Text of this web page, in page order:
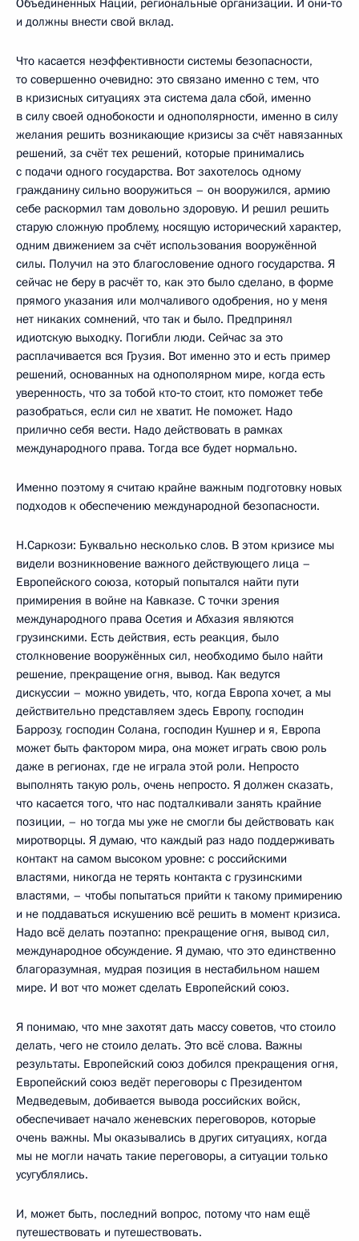
и должны внести свой вклад.
Что касается неэффективности системы безопасности,
то совершенно очевидно: это связано именно с тем, что
в кризисных ситуациях эта система дала сбой, именно
в силу своей однобокости и однополярности, именно в силу
желания решить возникающие кризисы за счёт навязанных
решений, за счёт тех решений, которые принимались
с подачи одного государства. Вот захотелось одному
гражданину сильно вооружиться – он вооружился, армию
себе раскормил там довольно здоровую. И решил решить
старую сложную проблему, носящую исторический характер,
одним движением за счёт использования вооружённой
силы. Получил на это благословение одного государства. Я
сейчас не беру в расчёт то, как это было сделано, в форме
прямого указания или молчаливого одобрения, но у меня
нет никаких сомнений, что так и было. Предпринял
идиотскую выходку. Погибли люди. Сейчас за это
расплачивается вся Грузия. Вот именно это и есть пример
решений, основанных на однополярном мире, когда есть
уверенность, что за тобой кто‑то стоит, кто поможет тебе
разобраться, если сил не хватит. Не поможет. Надо
прилично себя вести. Надо действовать в рамках
международного права. Тогда все будет нормально.
Именно поэтому я считаю крайне важным подготовку новых
подходов к обеспечению международной безопасности.
Н.Саркози: Буквально несколько слов. В этом кризисе мы
видели возникновение важного действующего лица –
Европейского союза, который попытался найти пути
примирения в войне на Кавказе. С точки зрения
международного права Осетия и Абхазия являются
грузинскими. Есть действия, есть реакция, было
столкновение вооружённых сил, необходимо было найти
решение, прекращение огня, вывод. Как ведутся
дискуссии – можно увидеть, что, когда Европа хочет, а мы
действительно представляем здесь Европу, господин
Баррозу, господин Солана, господин Кушнер и я, Европа
может быть фактором мира, она может играть свою роль
даже в регионах, где не играла этой роли. Непросто
выполнять такую роль, очень непросто. Я должен сказать,
что касается того, что нас подталкивали занять крайние
позиции, – но тогда мы уже не смогли бы действовать как
миротворцы. Я думаю, что каждый раз надо поддерживать
контакт на самом высоком уровне: с российскими
властями, никогда не терять контакта с грузинскими
властями, – чтобы попытаться прийти к такому примирению
и не поддаваться искушению всё решить в момент кризиса.
Надо всё делать поэтапно: прекращение огня, вывод сил,
международное обсуждение. Я думаю, что это единственно
благоразумная, мудрая позиция в нестабильном нашем
мире. И вот что может сделать Европейский союз.
Я понимаю, что мне захотят дать массу советов, что стоило
делать, чего не стоило делать. Это всё слова. Важны
результаты. Европейский союз добился прекращения огня,
Европейский союз ведёт переговоры с Президентом
Медведевым, добивается вывода российских войск,
обеспечивает начало женевских переговоров, которые
очень важны. Мы оказывались в других ситуациях, когда
мы не могли начать такие переговоры, а ситуации только
усугублялись.
И, может быть, последний вопрос, потому что нам ещё
путешествовать и путешествовать.